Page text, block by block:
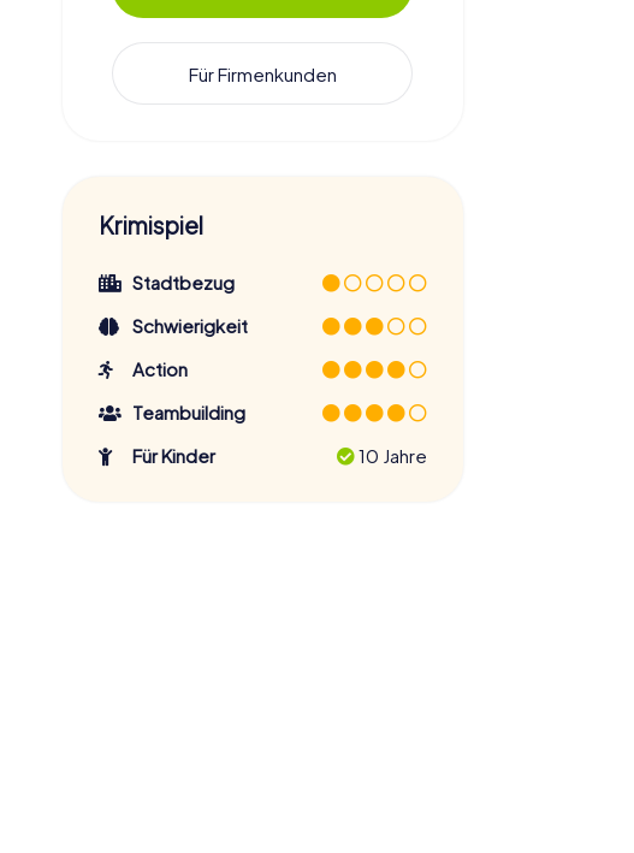
Für Firmenkunden
Krimispiel
Stadtbezug
Schwierigkeit
Action
Teambuilding
Für Kinder
10 Jahre